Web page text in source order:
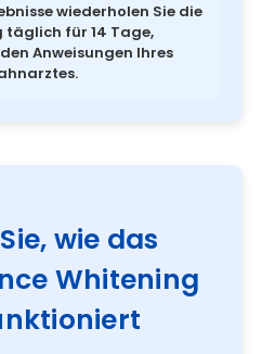
wiederholen Sie die
täglich für 14 Tage,
Anweisungen Ihres
wie das
Whitening